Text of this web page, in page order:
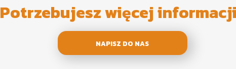
Potrzebujesz więcej
NAPISZ DO NAS